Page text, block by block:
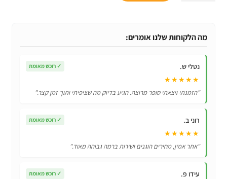
Samsung
חיבור
מה הלקוחות שלנו אומרים:
נטלי ש. ✓ רוכש מאומת
★★★★★
"הזמנתי ויצאתי סופר מרוצה. הגיע בדיוק מה שציפיתי ותוך זמן קצר."
רוני ב. ✓ רוכש מאומת
★★★★★
"אתר אמין, מחירים הוגנים ושירות ברמה גבוהה מאוד."
עידו פ. ✓ רוכש מאומת